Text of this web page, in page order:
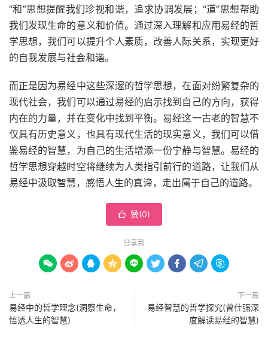
“和”思想提醒我们珍视和谐，追求协调发展；“道”思想帮助
我们发现生命的意义和价值。通过深入理解和应用易经的哲
学思想，我们可以提升个人素质，改善人际关系，实现更好
的自我发展与社会和谐。
而正是因为易经中这些深邃的哲学思想，在面对纷繁复杂的
现代社会，我们可以通过易经的启示找到自己的方向，获得
内在的力量，并在变化中找到平衡。易经这一古老的智慧不
仅具有历史意义，也具有现代生活的现实意义，我们可以借
鉴易经的智慧，为自己的生活增添一份宁静与智慧。易经的
哲学思想穿越时空将继续为人类指引前行的道路，让我们从
易经中汲取智慧，感悟人生的真谛，走出属于自己的道路。
 赞(0)
分享到
        
上一篇
易经中的哲学理念(洞察生命，
悟透人生的智慧)
下一篇
易经智慧的哲学探究(曾仕强深
度解读易经的智慧)